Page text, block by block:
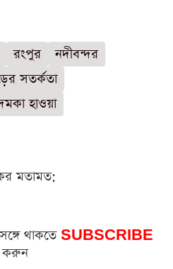
রংপুর
নদীবন্দর
সতর্কতা
হাওয়া
মতামত:
থাকতে SUBSCRIBE
করুন